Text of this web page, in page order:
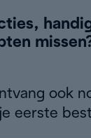
ook
eerste